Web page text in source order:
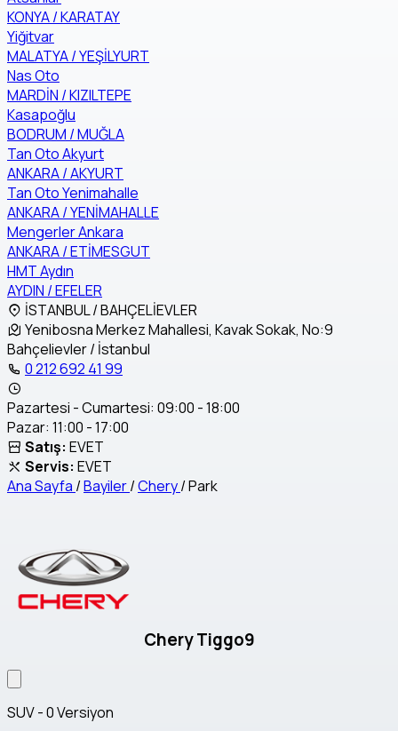
KONYA / KARATAY
Yiğitvar
MALATYA / YEŞİLYURT
Nas Oto
MARDİN / KIZILTEPE
Kasapoğlu
BODRUM / MUĞLA
Tan Oto Akyurt
ANKARA / AKYURT
Tan Oto Yenimahalle
ANKARA / YENİMAHALLE
Mengerler Ankara
ANKARA / ETİMESGUT
HMT Aydın
AYDIN / EFELER
İSTANBUL / BAHÇELİEVLER
Yenibosna Merkez Mahallesi, Kavak Sokak, No:9
Bahçelievler / İstanbul
0 212 692 41 99
Pazartesi - Cumartesi: 09:00 - 18:00
Pazar: 11:00 - 17:00
Satış: EVET
Servis: EVET
Ana Sayfa /Bayiler/Chery/Park
Chery Tiggo9
SUV - 0 Versiyon